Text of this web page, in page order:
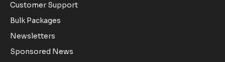
Customer Support
Bulk Packages
Newsletters
Sponsored News